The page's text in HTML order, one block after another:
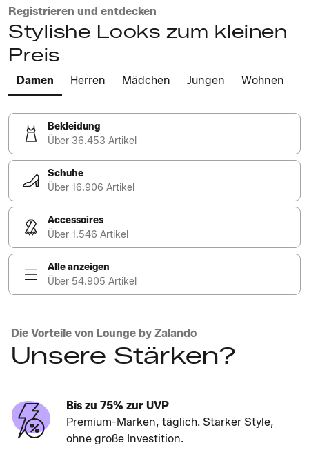
Registrieren und entdecken
Stylishe Looks zum kleinen
Preis
Damen Herren Mädchen Jungen Wohnen
Bekleidung
Über 36.453 Artikel
Schuhe
Über 16.906 Artikel
Accessoires
Über 1.546 Artikel
Alle anzeigen
Über 54.905 Artikel
Die Vorteile von Lounge by Zalando
Unsere Stärken?
Bis zu 75% zur UVP
Premium-Marken, täglich. Starker Style,
ohne große Investition.